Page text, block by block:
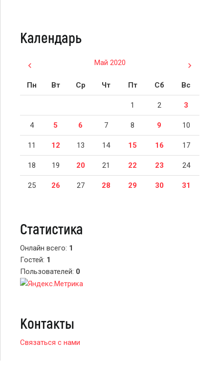
Календарь
Май 2020
Пн Вт Ср Чт Пт Сб Вс
1 2 3
4 5 6 7 8 9 10
11 12 13 14 15 16 17
18 19 20 21 22 23 24
25 26 27 28 29 30 31
Статистика
Онлайн всего: 1
Гостей: 1
Пользователей: 0
Контакты
Связаться с нами